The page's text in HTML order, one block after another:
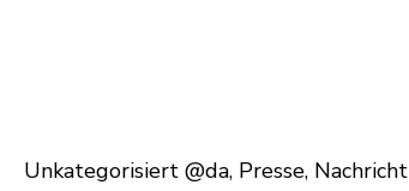
Unkategorisiert @da Presse Nachricht